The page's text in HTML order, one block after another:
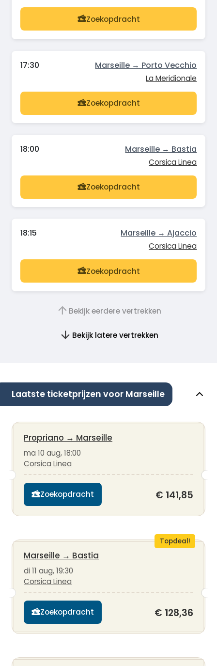
Zoekopdracht
17:30 Marseille → Porto Vecchio
La Meridionale
Zoekopdracht
18:00 Marseille → Bastia
Corsica Linea
Zoekopdracht
18:15 Marseille → Ajaccio
Corsica Linea
Zoekopdracht
Bekijk eerdere vertrekken
Bekijk latere vertrekken
Laatste ticketprijzen voor Marseille
Propriano → Marseille
ma 10 aug, 18:00
Corsica Linea
Zoekopdracht € 141,85
Topdeal!
Marseille → Bastia
di 11 aug, 19:30
Corsica Linea
Zoekopdracht € 128,36